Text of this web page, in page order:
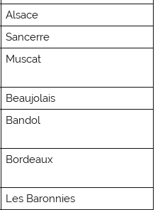
Alsace
Sancerre
Muscat
Beaujolais
Bandol
Bordeaux
Les Baronnies